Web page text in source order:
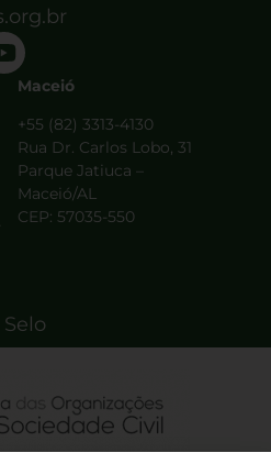
Maceió
+55 (82) 3313-4130
Rua Dr. Carlos Lobo, 31
Parque Jatiuca –
Maceió/AL
CEP: 57035-550
Selo